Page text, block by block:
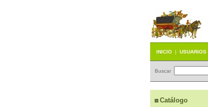
INICIO | USUARIOS
Buscar
Catálogo